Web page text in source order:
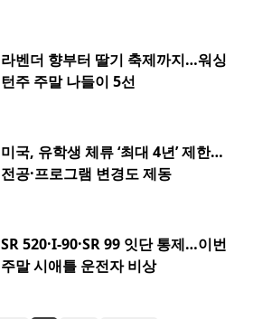
라벤더 향부터 딸기 축제까지…워싱
턴주 주말 나들이 5선
미국, 유학생 체류 ‘최대 4년’ 제한…
전공·프로그램 변경도 제동
SR 520·I-90·SR 99 잇단 통제…이번
주말 시애틀 운전자 비상